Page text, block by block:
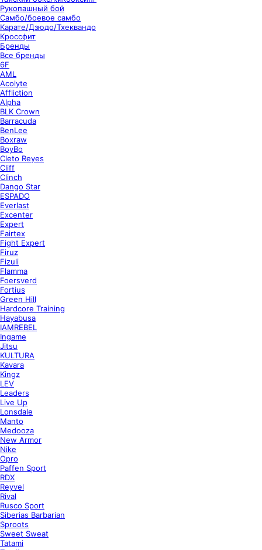
Рукопашный бой
Самбо/боевое самбо
Карате/Дзюдо/Тхеквандо
Кроссфит
Бренды
Все бренды
6F
AML
Acolyte
Affliction
Alpha
BLK Crown
Barracuda
BenLee
Boxraw
BoyBo
Cleto Reyes
Cliff
Clinch
Dango Star
ESPADO
Everlast
Excenter
Expert
Fairtex
Fight Expert
Firuz
Fizuli
Flamma
Foersverd
Fortius
Green Hill
Hardcore Training
Hayabusa
IAMREBEL
Ingame
Jitsu
KULTURA
Kavara
Kingz
LEV
Leaders
Live Up
Lonsdale
Manto
Medooza
New Armor
Nike
Opro
Paffen Sport
RDX
Reyvel
Rival
Rusco Sport
Siberias Barbarian
Sproots
Sweet Sweat
Tatami